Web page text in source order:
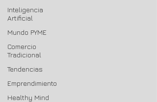
Inteligencia
Artificial
Mundo PYME
Comercio
Tradicional
Tendencias
Emprendimiento
Healthy Mind